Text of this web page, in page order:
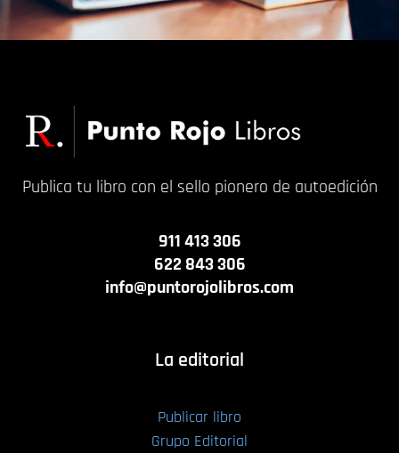
Publica tu libro con el sello pionero de autoedición
911 413 306
622 843 306
info@puntorojolibros.com
La editorial
Publicar libro
Grupo Editorial